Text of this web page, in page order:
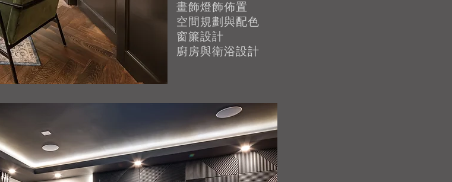
畫飾燈飾佈置
空間規劃與配色
窗簾設計
廚房與衛浴設計